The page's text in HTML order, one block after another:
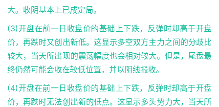
大。收阴基本上已成定局。
(3)开盘在前一日收盘价的基础上下跌，反弹时却高于开盘
价，再跌时又创出新低。这显示多空双方主力之间的分歧比
较大，当天所出现的震荡幅度也会相对较大。但是，尾盘最
终仍然可能会收在较低位置，并以阴线报收。
(4)开盘在前一日收盘价的基础上下跌，反弹时却高于开盘
价，再跌时无法创出新的低点。这显示多头势力大，当天所